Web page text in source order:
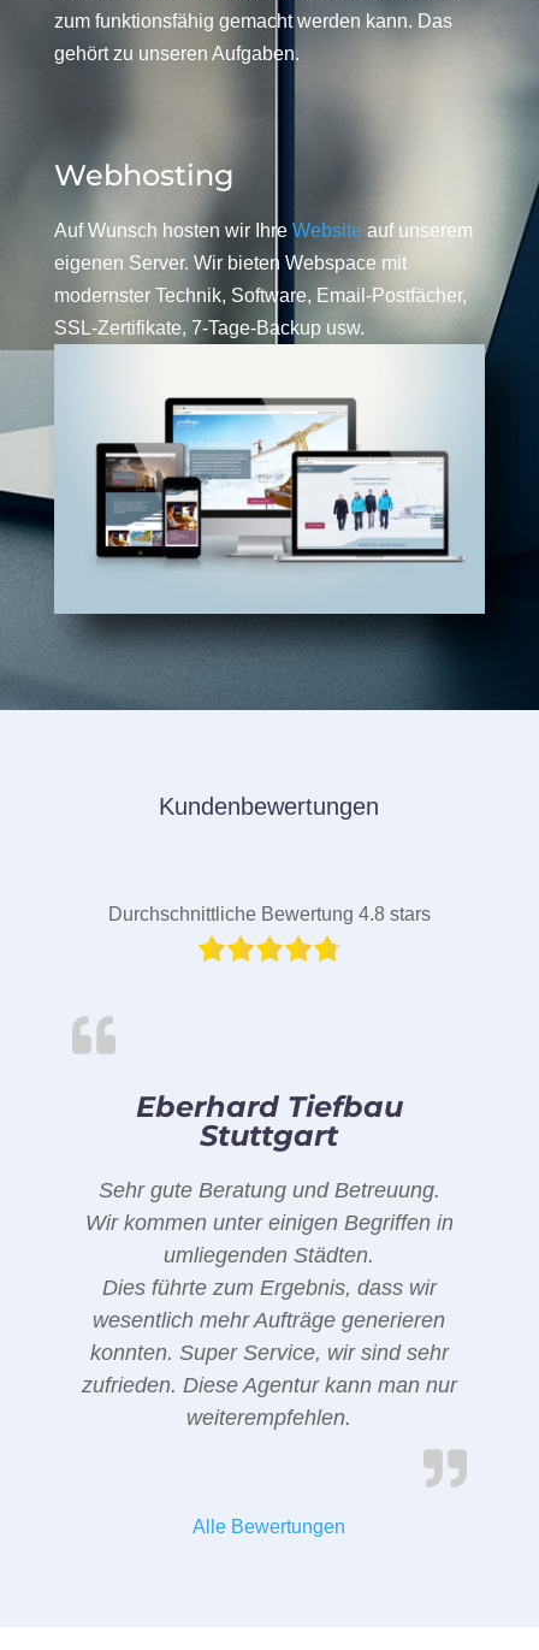
zum funktionsfähig gemacht werden kann. Das
gehört zu unseren Aufgaben.
Webhosting
Auf Wunsch hosten wir Ihre Website auf unserem
eigenen Server. Wir bieten Webspace mit
modernster Technik, Software, Email-Postfächer,
SSL-Zertifikate, 7-Tage-Backup usw.
Kundenbewertungen
Durchschnittliche Bewertung 4.8 stars
Eberhard Tiefbau
Stuttgart
Sehr gute Beratung und Betreuung.
Wir kommen unter einigen Begriffen in
umliegenden Städten.
Dies führte zum Ergebnis, dass wir
wesentlich mehr Aufträge generieren
konnten. Super Service, wir sind sehr
zufrieden. Diese Agentur kann man nur
weiterempfehlen.
Alle Bewertungen